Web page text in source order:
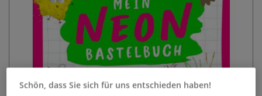
Schön, dass Sie sich für uns entschieden haben!